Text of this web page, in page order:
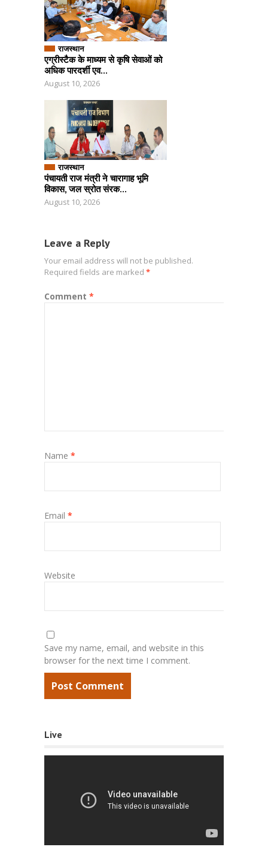
राजस्थान
एग्रीस्टैक के माध्यम से कृषि सेवाओं को
अधिक पारदर्शी एव...
August 10, 2026
राजस्थान
पंचायती राज मंत्री ने चारागाह भूमि
विकास, जल स्रोत संरक...
August 10, 2026
Leave a Reply
Your email address will not be published.
Required fields are marked *
Comment *
Name *
Email *
Website
Save my name, email, and website in this
browser for the next time I comment.
Live